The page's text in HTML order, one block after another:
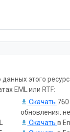
этого
EML или RTF:
Скачать
обновления:
Скачать в